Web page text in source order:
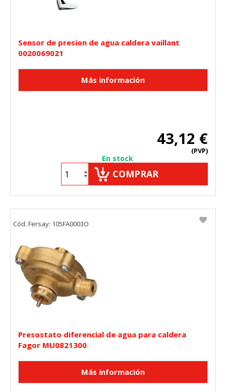
Sensor de presion de agua caldera vaillant
0020069021
43,12 €
(PVP)
En stock
COMPRAR
Presostato diferencial de agua para caldera
Fagor MU0821300
Cód. Fersay: 105FA0003O